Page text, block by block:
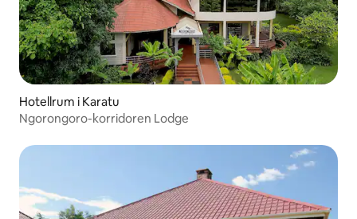
Hotellrum i Karatu
Ngorongoro-korridoren Lodge